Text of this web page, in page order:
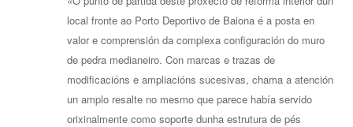
local fronte ao Porto Deportivo de Baiona é a posta en
valor e comprensión da complexa configuración do muro
de pedra medianeiro. Con marcas e trazas de
modificacións e ampliacións sucesivas, chama a atención
un amplo resalte no mesmo que parece había servido
orixinalmente como soporte dunha estrutura de pés